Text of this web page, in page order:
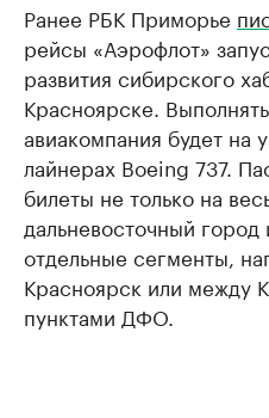
Ранее РБК Приморье
рейсы «Аэрофлот»
развития сибирского
Красноярске.
авиакомпания будет на
лайнерах Boeing 737.
билеты не только на
дальневосточный
отдельные сегменты,
Красноярск или между
пунктами ДФО.